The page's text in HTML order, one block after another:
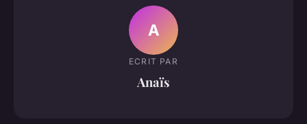
A
ECRIT PAR
Anaïs